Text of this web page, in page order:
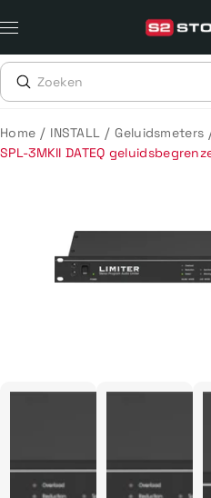
naar
content
Home / INSTALL / Geluidsmeters
SPL-3MKII DATEQ